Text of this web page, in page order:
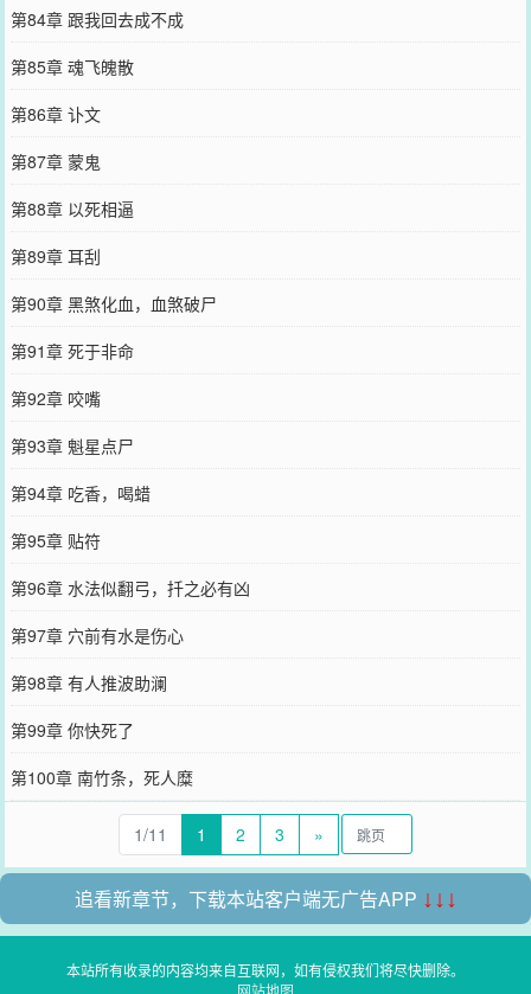
第84章 跟我回去成不成
第85章 魂飞魄散
第86章 讣文
第87章 蒙鬼
第88章 以死相逼
第89章 耳刮
第90章 黑煞化血，血煞破尸
第91章 死于非命
第92章 咬嘴
第93章 魁星点尸
第94章 吃香，喝蜡
第95章 贴符
第96章 水法似翻弓，扦之必有凶
第97章 穴前有水是伤心
第98章 有人推波助澜
第99章 你快死了
第100章 南竹条，死人糜
1/11 1 2 3 »
追看新章节，下载本站客户端无广告APP ↓↓↓
本站所有收录的内容均来自互联网，如有侵权我们将尽快删除。
网站地图